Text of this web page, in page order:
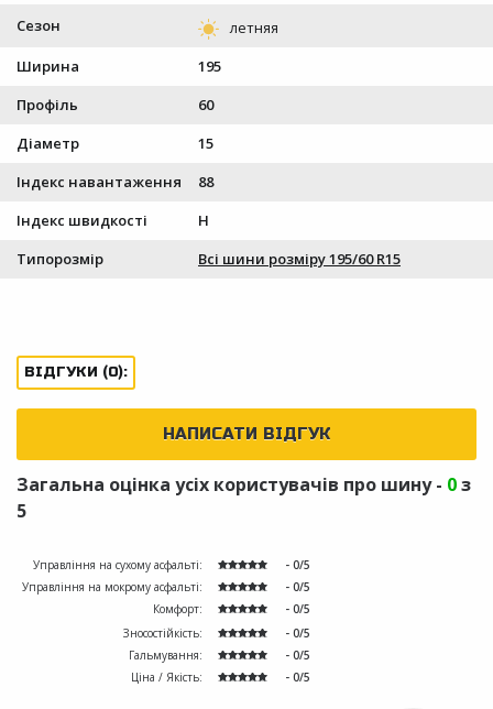
Сезон
Ширина
195
Профіль
60
Діаметр
15
Індекс навантаження
88
Індекс швидкості
H
Типорозмір
Всі шини розміру 195/60 R15
ВІДГУКИ (0):
НАПИСАТИ ВІДГУК
Загальна оцінка усіх користувачів про шину - 0з
5
Управління на сухому асфальті:
- 0/5
Управління на мокрому асфальті:
- 0/5
Комфорт:
- 0/5
Зносостійкість:
- 0/5
Гальмування:
- 0/5
Ціна / Якість:
- 0/5